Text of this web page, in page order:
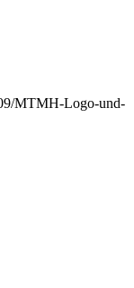
MTMH-Logo-und-